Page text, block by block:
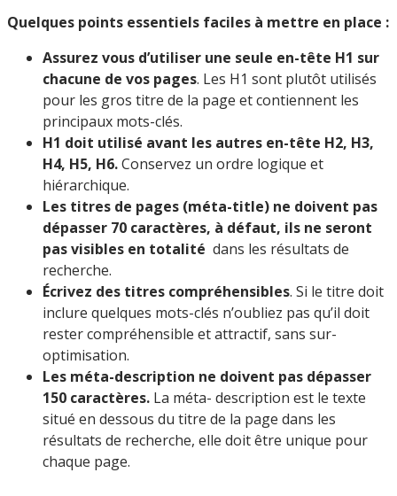
Quelques points essentiels faciles à mettre en place :
Assurez vous d’utiliser une seule en-tête H1 sur
chacune de vos pages. Les H1 sont plutôt utilisés
pour les gros titre de la page et contiennent les
principaux mots-clés.
H1 doit utilisé avant les autres en-tête H2, H3,
H4, H5, H6.Conservez un ordre logique et
hiérarchique.
Les titres de pages (méta-title) ne doivent pas
dépasser 70 caractères, à défaut, ils ne seront
pas visibles en totalité dans les résultats de
recherche.
Écrivez des titres compréhensibles. Si le titre doit
inclure quelques mots-clés n’oubliez pas qu’il doit
rester compréhensible et attractif, sans sur-
optimisation.
Les méta-description ne doivent pas dépasser
150 caractères. La méta- description est le texte
situé en dessous du titre de la page dans les
résultats de recherche, elle doit être unique pour
chaque page.